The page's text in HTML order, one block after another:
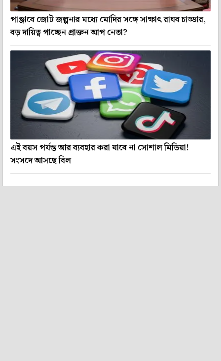
পাঞ্জাবে জোট জল্পনার মধ্যে মোদির সঙ্গে সাক্ষাৎ রাঘব চাড্ডার,
বড় দায়িত্ব পাচ্ছেন প্রাক্তন আপ নেতা?
এই বয়স পর্যন্ত আর ব্যবহার করা যাবে না সোশাল মিডিয়া!
সংসদে আসছে বিল